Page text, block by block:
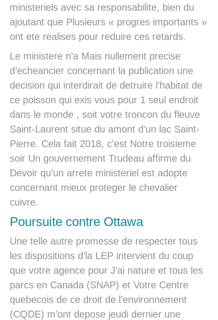
ministeriels avec sa responsabilite, bien du
ajoutant que Plusieurs « progres importants »
ont ete realises pour reduire ces retards.
Le ministere n’a Mais nullement precise
d’echeancier concernant la publication une
decision qui interdirait de detruire l’habitat de
ce poisson qui exis vous pour 1 seul endroit
dans le monde , soit votre troncon du fleuve
Saint-Laurent situe du amont d’un lac Saint-
Pierre. Cela fait 2018, c’est Notre troisieme
soir Un gouvernement Trudeau affirme du
Devoir qu’un arrete ministeriel est adopte
concernant mieux proteger le chevalier
cuivre.
Poursuite contre Ottawa
Une telle autre promesse de respecter tous
les dispositions d’la LEP intervient du coup
que votre agence pour J’ai nature et tous les
parcs en Canada (SNAP) et Votre Centre
quebecois de ce droit de l’environnement
(CQDE) m’ont depose jeudi dernier une